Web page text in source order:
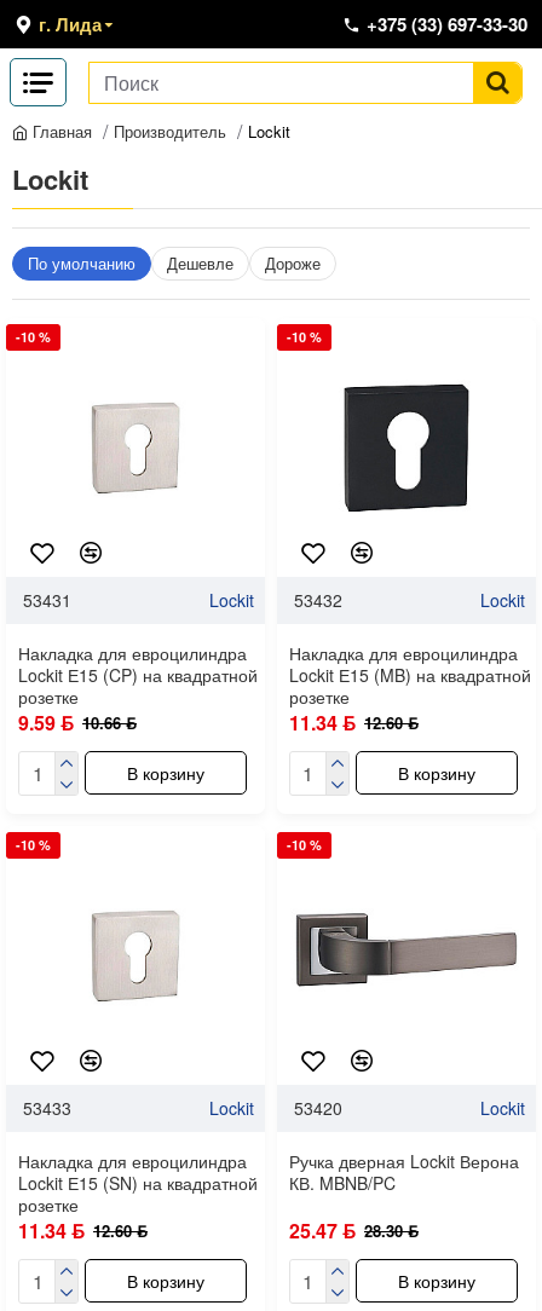
г. Лида +375 (33) 697-33-30
Главная Производитель Lockit
Lockit
По умолчанию Дешевле Дороже
-10 %
53431 Lockit
Накладка для евроцилиндра
Lockit Е15 (CP) на квадратной
розетке
9.59 ƃ 10.66 ƃ
В корзину
-10 %
53432 Lockit
Накладка для евроцилиндра
Lockit Е15 (MB) на квадратной
розетке
11.34 ƃ 12.60 ƃ
В корзину
-10 %
53433 Lockit
Накладка для евроцилиндра
Lockit Е15 (SN) на квадратной
розетке
11.34 ƃ 12.60 ƃ
В корзину
-10 %
53420 Lockit
Ручка дверная Lockit Верона
КВ. MBNB/PC
25.47 ƃ 28.30 ƃ
В корзину